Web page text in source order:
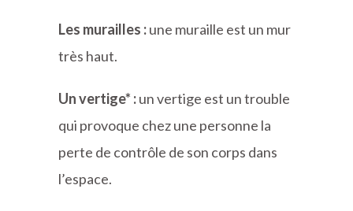
Les murailles :une muraille est un mur
très haut.
Un vertige* :un vertige est un trouble
qui provoque chez une personne la
perte de contrôle de son corps dans
l’espace.